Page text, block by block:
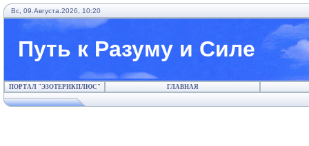
Вс, 09.Августа.2026, 10:20
Путь к Разуму и Силе
ПОРТАЛ "ЭЗОТЕРИКПЛЮС" ГЛАВНАЯ